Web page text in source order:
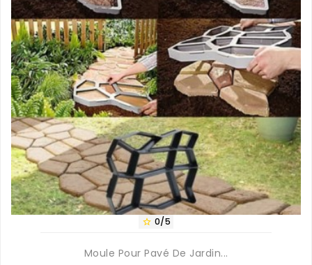
 0/5
Moule Pour Pavé De Jardin...